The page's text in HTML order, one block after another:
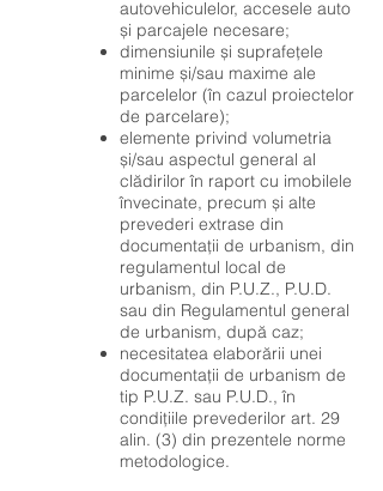
autovehiculelor, accesele auto
și parcajele necesare;
dimensiunile și suprafețele
minime și/sau maxime ale
parcelelor (în cazul proiectelor
de parcelare);
elemente privind volumetria
și/sau aspectul general al
clădirilor în raport cu imobilele
învecinate, precum și alte
prevederi extrase din
documentații de urbanism, din
regulamentul local de
urbanism, din P.U.Z., P.U.D.
sau din Regulamentul general
de urbanism, după caz;
necesitatea elaborării unei
documentații de urbanism de
tip P.U.Z. sau P.U.D., în
condițiile prevederilor art. 29
alin. (3) din prezentele norme
metodologice.